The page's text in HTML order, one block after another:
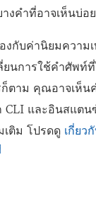
งคำที่อาจเห็นบ่อ
งกับค่านิยมความ
ลี่ยนการใช้คำศัพท์
ก็ตาม คุณอาจเห็
CLI และอินสแต
เติม โปรดดู เกี่ยว